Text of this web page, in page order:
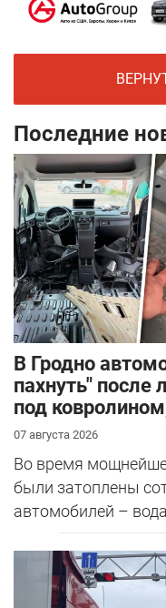
Последние
В Гродно
пахнуть" после
под
07 августа 2026
Во время
были затоплены
автомобилей –